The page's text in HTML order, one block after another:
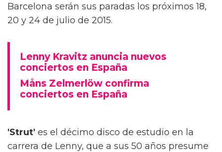
Barcelona serán sus paradas los próximos 18,
20 y 24 de julio de 2015.
Lenny Kravitz anuncia nuevos
conciertos en España
Måns Zelmerlöw confirma
conciertos en España
'Strut' es el décimo disco de estudio en la
carrera de Lenny, que a sus 50 años presume